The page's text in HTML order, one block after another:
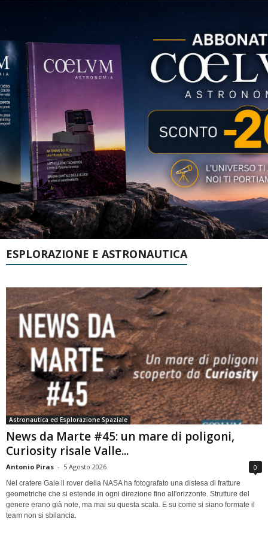
ESPLORAZIONE E ASTRONAUTICA
Astronautica ed Esplorazione Spaziale
News da Marte #45: un mare di poligoni,
Curiosity risale Valle...
Antonio Piras - 5 Agosto 2026 0
Nel cratere Gale il rover della NASA ha fotografato una distesa di fratture
geometriche che si estende in ogni direzione fino all'orizzonte. Strutture del
genere erano già note, ma mai su questa scala. E su come si siano formate il
team non si sbilancia.